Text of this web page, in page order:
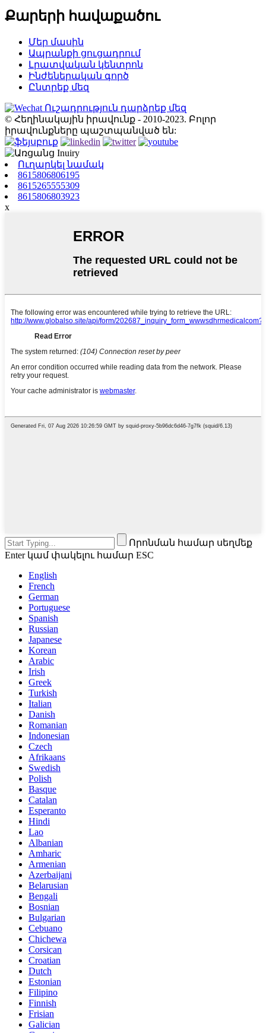
Քարերի հավաքածու
Մեր մասին
Ապրանքի ցուցադրում
Լրատվական կենտրոն
Ինժեներական գործ
Ընտրեք մեզ
Ուշադրություն դարձրեք մեզ
© Հեղինակային իրավունք - 2010-2023. Բոլոր
իրավունքները պաշտպանված են:
Ուղարկել նամակ
8615806806195
8615265555309
8615806803923
x
Որոնման համար սեղմեք
Enter կամ փակելու համար ESC
English
French
German
Portuguese
Spanish
Russian
Japanese
Korean
Arabic
Irish
Greek
Turkish
Italian
Danish
Romanian
Indonesian
Czech
Afrikaans
Swedish
Polish
Basque
Catalan
Esperanto
Hindi
Lao
Albanian
Amharic
Armenian
Azerbaijani
Belarusian
Bengali
Bosnian
Bulgarian
Cebuano
Chichewa
Corsican
Croatian
Dutch
Estonian
Filipino
Finnish
Frisian
Galician